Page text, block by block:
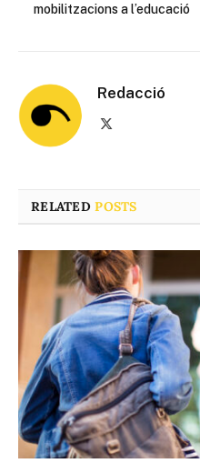
mobilitzacions a l’educació
Redacció
RELATEDPOSTS